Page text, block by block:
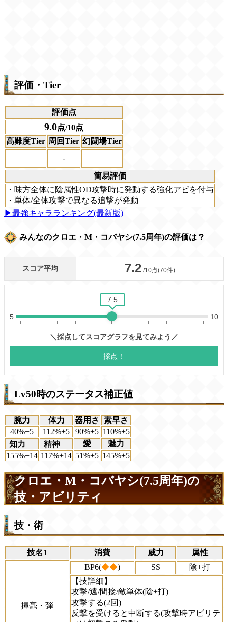
評価・Tier
評価点
9.0点/10点
高難度Tier 周回Tier 幻闘場Tier
-
簡易評価
・味方全体に陰属性OD攻撃時に発動する強化アビを付与
・単体/全体攻撃で異なる追撃が発動
▶最強キャラランキング(最新版)
みんなのクロエ・M・コバヤシ(7.5周年)の評価は？
Lv50時のステータス補正値
腕力 体力 器用さ
素早さ
40%+5
112%+5 90%+5 110%+5
知力
精神 愛
魅力
155%+14 117%+14 51%+5 145%+5
クロエ・M・コバヤシ(7.5周年)の
技・アビリティ
技・術
技名1 消費 威力 属性
揮毫・弾
BP6(◆◆) SS
陰+打
【技詳細】
攻撃/遠/間接/敵単体(陰+打)
攻撃する(2回)
反撃を受けると中断する(攻撃時アビリテ